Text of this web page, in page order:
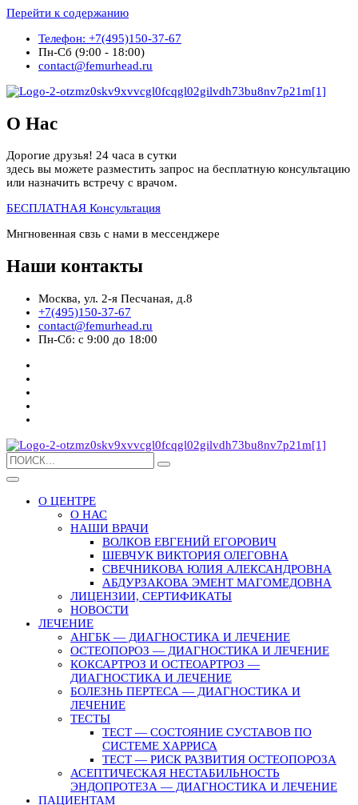
Перейти к содержанию
Телефон: +7(495)150-37-67
Пн-Сб (9:00 - 18:00)
contact@femurhead.ru
О Нас
Дорогие друзья! 24 часа в сутки
здесь вы можете разместить запрос на бесплатную консультацию
или назначить встречу с врачом.
БЕСПЛАТНАЯ Консультация
Мнгновенная свзь с нами в мессенджере
Наши контакты
Москва, ул. 2-я Песчаная, д.8
+7(495)150-37-67
contact@femurhead.ru
Пн-Сб: с 9:00 до 18:00
О ЦЕНТРЕ
О НАС
НАШИ ВРАЧИ
ВОЛКОВ ЕВГЕНИЙ ЕГОРОВИЧ
ШЕВЧУК ВИКТОРИЯ ОЛЕГОВНА
СВЕЧНИКОВА ЮЛИЯ АЛЕКСАНДРОВНА
АБДУРЗАКОВА ЭМЕНТ МАГОМЕДОВНА
ЛИЦЕНЗИИ, СЕРТИФИКАТЫ
НОВОСТИ
ЛЕЧЕНИЕ
АНГБК — ДИАГНОСТИКА И ЛЕЧЕНИЕ
ОСТЕОПОРОЗ — ДИАГНОСТИКА И ЛЕЧЕНИЕ
КОКСАРТРОЗ И ОСТЕОАРТРОЗ —
ДИАГНОСТИКА И ЛЕЧЕНИЕ
БОЛЕЗНЬ ПЕРТЕСА — ДИАГНОСТИКА И
ЛЕЧЕНИЕ
ТЕСТЫ
ТЕСТ — СОСТОЯНИЕ СУСТАВОВ ПО
СИСТЕМЕ ХАРРИСА
ТЕСТ — РИСК РАЗВИТИЯ ОСТЕОПОРОЗА
АСЕПТИЧЕСКАЯ НЕСТАБИЛЬНОСТЬ
ЭНДОПРОТЕЗА — ДИАГНОСТИКА И ЛЕЧЕНИЕ
ПАЦИЕНТАМ